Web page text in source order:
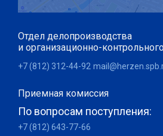
Отдел делопроизводства
и организационно-
+7 (812) 312-44-92
Приемная комиссия
По вопросам поступления:
+7 (812) 643-77-66